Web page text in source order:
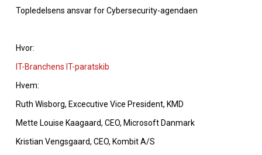
Topledelsens ansvar for Cybersecurity-agendaen
Hvor:
IT-Branchens IT-paratskib
Hvem:
Ruth Wisborg, Excecutive Vice President, KMD
Mette Louise Kaagaard, CEO, Microsoft Danmark
Kristian Vengsgaard, CEO, Kombit A/S